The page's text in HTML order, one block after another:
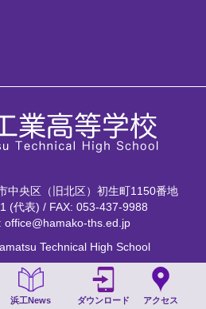
浜工News ダウンロード アクセス
中央区（旧北区）初生町1150番地
(代表) / FAX: 053-437-9988
office@hamako-ths.ed.jp
Technical High School